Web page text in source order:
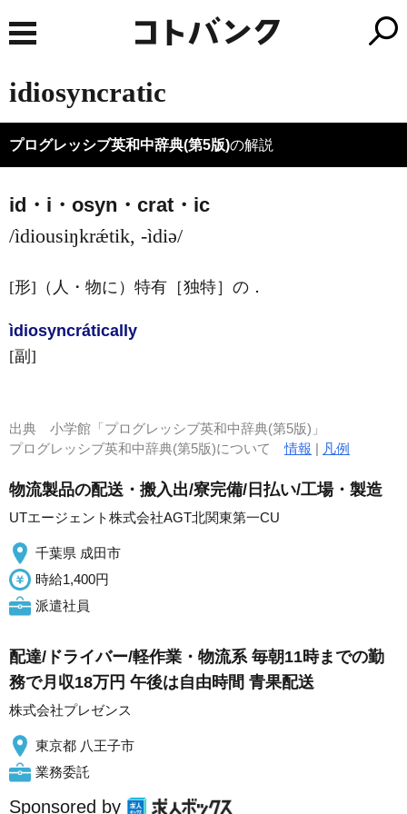
idiosyncratic
プログレッシブ英和中辞典(第5版)の解説
id・i・osyn・crat・ic
/ìdiousiŋkrǽtik, -ìdiə/
[形] （人・物に）特有［独特］の ．
ìdiosyncrátically
[副]
出典 小学館「プログレッシブ英和中辞典(第5版)」
プログレッシブ英和中辞典(第5版)について情報 | 凡例
物流製品の配送・搬入出/寮完備/日払い/工場・製造
UTエージェント株式会社AGT北関東第一CU
千葉県 成田市
時給1,400円
派遣社員
配達/ドライバー/軽作業・物流系 毎朝11時までの勤
務で月収18万円 午後は自由時間 青果配送
株式会社プレゼンス
東京都 八王子市
業務委託
Sponsored by